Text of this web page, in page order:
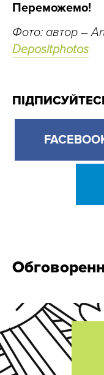
Переможемо!
Фото: автор –
Depositphotos